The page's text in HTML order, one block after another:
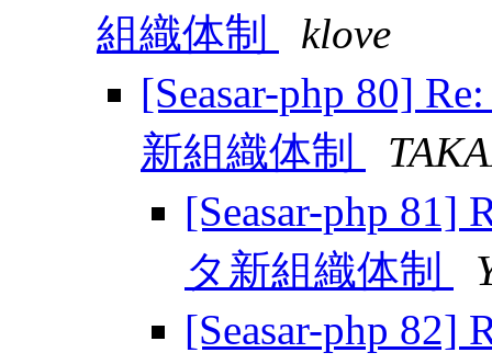
組織体制
klove
[Seasar-php 80]
新組織体制
[Seasar-php 81]
タ新組織体制
[Seasar-php 82]